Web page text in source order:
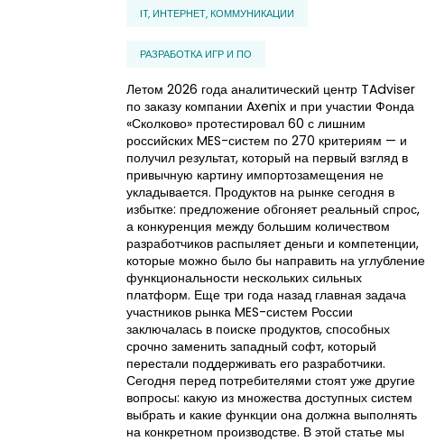
IT, ИНТЕРНЕТ, КОММУНИКАЦИИ
РАЗРАБОТКА ИГР И ПО
Летом 2026 года аналитический центр TAdviser
по заказу компании Axenix и при участии Фонда
«Сколково» протестировал 60 с лишним
российских MES-систем по 270 критериям — и
получил результат, который на первый взгляд в
привычную картину импортозамещения не
укладывается. Продуктов на рынке сегодня в
избытке: предложение обгоняет реальный спрос,
а конкуренция между большим количеством
разработчиков распыляет деньги и компетенции,
которые можно было бы направить на углубление
функциональности нескольких сильных
платформ. Еще три года назад главная задача
участников рынка MES-систем России
заключалась в поиске продуктов, способных
срочно заменить западный софт, который
перестали поддерживать его разработчики.
Сегодня перед потребителями стоят уже другие
вопросы: какую из множества доступных систем
выбрать и какие функции она должна выполнять
на конкретном производстве. В этой статье мы